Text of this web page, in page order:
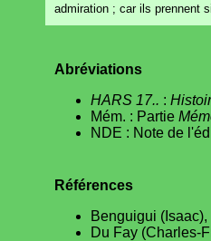
admiration ; car ils prennent
Abréviations
HARS 17.. :
Mém. : Partie
NDE : Note de
Références
Benguigui (Isaac),
Du Fay (Charles-